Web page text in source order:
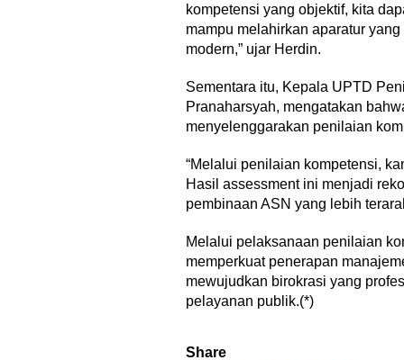
kompetensi yang objektif, kita
mampu melahirkan aparatur
modern,” ujar Herdin.
Sementara itu, Kepala UPTD
Pranaharsyah, mengatakan
menyelenggarakan penilaian
“Melalui penilaian kompetensi,
Hasil assessment ini menjadi
pembinaan ASN yang lebih
Melalui pelaksanaan penilaian
memperkuat penerapan
mewujudkan birokrasi yang
pelayanan publik.(*)
Share